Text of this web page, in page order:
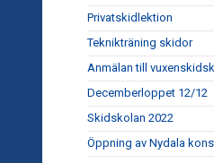
Privatskidlektion
Teknikträning skidor
Anmälan till
Decemberloppet 12/12
Skidskolan 2022
Öppning av Nydala